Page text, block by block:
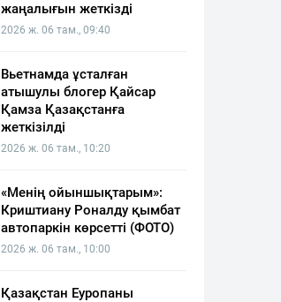
жаңалығын жеткізді
2026 ж. 06 там., 09:40
Вьетнамда ұсталған
атышулы блогер Қайсар
Қамза Қазақстанға
жеткізілді
2026 ж. 06 там., 10:20
«Менің ойыншықтарым»:
Криштиану Роналду қымбат
автопаркін көрсетті (ФОТО)
2026 ж. 06 там., 10:00
Қазақстан Еуропаны